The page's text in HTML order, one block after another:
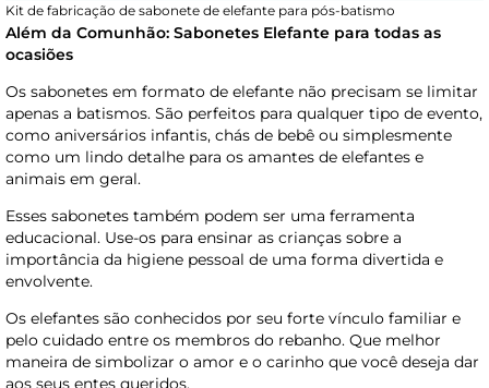
Kit de fabricação de sabonete de elefante para pós-batismo
Além da Comunhão: Sabonetes Elefante para todas as
ocasiões
Os sabonetes em formato de elefante não precisam se limitar
apenas a batismos. São perfeitos para qualquer tipo de evento,
como aniversários infantis, chás de bebê ou simplesmente
como um lindo detalhe para os amantes de elefantes e
animais em geral.
Esses sabonetes também podem ser uma ferramenta
educacional. Use-os para ensinar as crianças sobre a
importância da higiene pessoal de uma forma divertida e
envolvente.
Os elefantes são conhecidos por seu forte vínculo familiar e
pelo cuidado entre os membros do rebanho. Que melhor
maneira de simbolizar o amor e o carinho que você deseja dar
aos seus entes queridos.